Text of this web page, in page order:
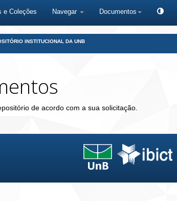
e Coleções Navegar Documentos
INSTITUCIONAL DA UNB
de acordo com a sua solicitação.